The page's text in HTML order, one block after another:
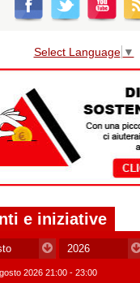
Select Language ▼
e iniziative
2026 21:00 - 23:00